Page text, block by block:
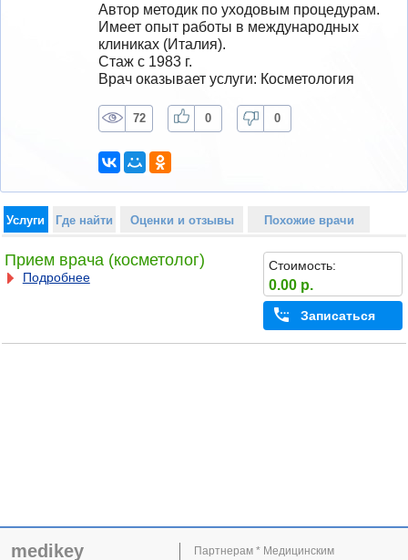
Автор методик по уходовым процедурам.
Имеет опыт работы в международных
клиниках (Италия).
Стаж с 1983 г.
Врач оказывает услуги: Косметология
72 0 0
Услуги Где найти Оценки и отзывы Похожие врачи
Прием врача (косметолог)
Подробнее
Стоимость:
0.00 р.
Записаться
medikey
Партнерам * Медицинским